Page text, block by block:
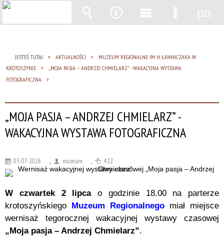
JESTEŚ TUTAJ AKTUALNOŚCI
MUZEUM REGIONALNE IM H. ŁAWNICZAKA W
KROTOSZYNIE
„MOJA PASJA – ANDRZEJ CHMIELARZ” - WAKACYJNA WYSTAWA
FOTOGRAFICZNA
„MOJA PASJA – ANDRZEJ CHMIELARZ” -
WAKACYJNA WYSTAWA FOTOGRAFICZNA
03-07-2026 muzeum 412
W czwartek 2 lipca o godzinie 18.00 na parterze
krotoszyńskiego Muzeum Regionalnego miał miejsce
wernisaż tegorocznej wakacyjnej wystawy czasowej
„Moja pasja – Andrzej Chmielarz”.
Wyszukiwarka
Narzędzia
MenuMenu